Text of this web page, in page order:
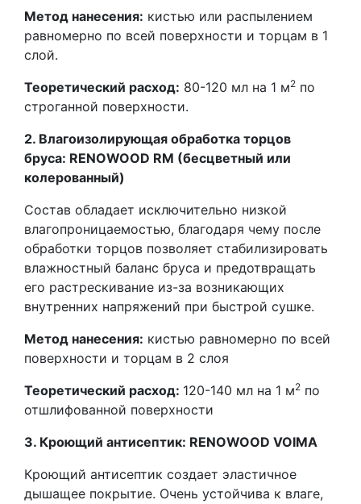
Метод нанесения: кистью или распылением
равномерно по всей поверхности и торцам в 1
слой.
Теоретический расход: 80-120 мл на 1 м2 по
строганной поверхности.
2. Влагоизолирующая обработка торцов
бруса: RENOWOOD RM (бесцветный или
колерованный)
Состав обладает исключительно низкой
влагопроницаемостью, благодаря чему после
обработки торцов позволяет стабилизировать
влажностный баланс бруса и предотвращать
его растрескивание из-за возникающих
внутренних напряжений при быстрой сушке.
Метод нанесения: кистью равномерно по всей
поверхности и торцам в 2 слоя
Теоретический расход: 120-140 мл на 1 м2 по
отшлифованной поверхности
3. Кроющий антисептик: RENOWOOD VOIMA
Кроющий антисептик создает эластичное
дышащее покрытие. Очень устойчива к влаге,